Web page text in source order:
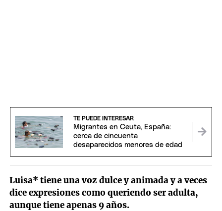
TE PUEDE INTERESAR
Migrantes en Ceuta, España:
cerca de cincuenta
desaparecidos menores de edad
Luisa* tiene una voz dulce y animada y a veces
dice expresiones como queriendo ser adulta,
aunque tiene apenas 9 años.